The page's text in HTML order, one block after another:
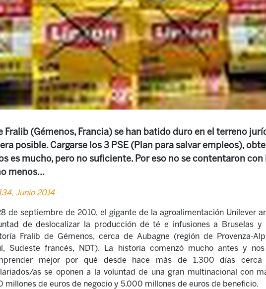
Fralib (Gémenos, Francia) se han batido duro en el terreno
posible. Cargarse los 3 PSE (Plan para salvar empleos),
es mucho, pero no suficiente. Por eso no se contentaron con
menos...
Junio 2014
de septiembre de 2010, el gigante de la agroalimentación Unilever
de deslocalizar la producción de té e infusiones a Bruselas y
Fralib de Gémenos, cerca de Aubagne (región de Provenza-
Sudeste francés, NDT). La historia comenzó mucho antes y
mejor por qué desde hace más de 1.300 días
as se oponen a la voluntad de una gran multinacional con
millones de euros de negocio y 5.000 millones de euros de beneficio.